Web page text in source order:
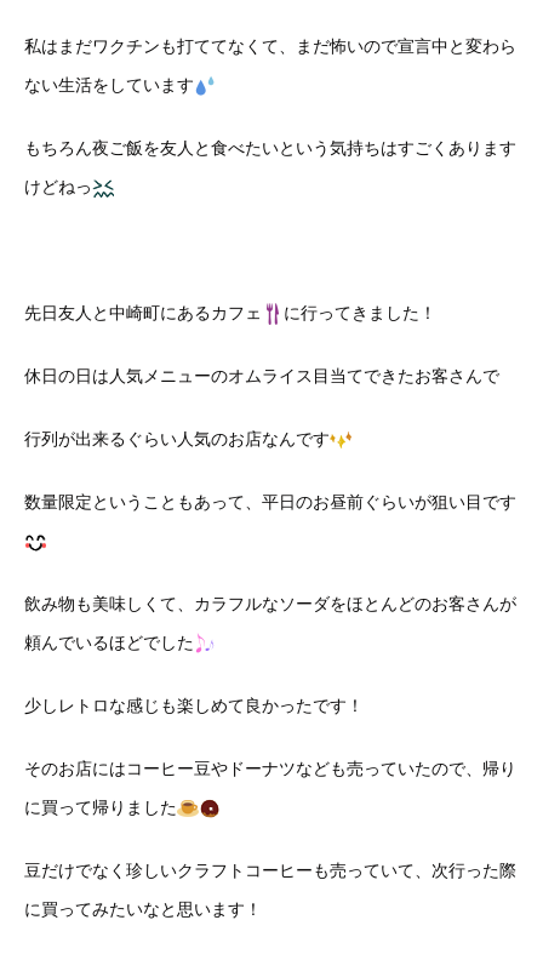
私はまだワクチンも打ててなくて、まだ怖いので宣言中と変わら
ない生活をしています
もちろん夜ご飯を友人と食べたいという気持ちはすごくあります
けどねっ
先日友人と中崎町にあるカフェ に行ってきました！
休日の日は人気メニューのオムライス目当てできたお客さんで
行列が出来るぐらい人気のお店なんです
数量限定ということもあって、平日のお昼前ぐらいが狙い目です
飲み物も美味しくて、カラフルなソーダをほとんどのお客さんが
頼んでいるほどでした
少しレトロな感じも楽しめて良かったです！
そのお店にはコーヒー豆やドーナツなども売っていたので、帰り
に買って帰りました
豆だけでなく珍しいクラフトコーヒーも売っていて、次行った際
に買ってみたいなと思います！